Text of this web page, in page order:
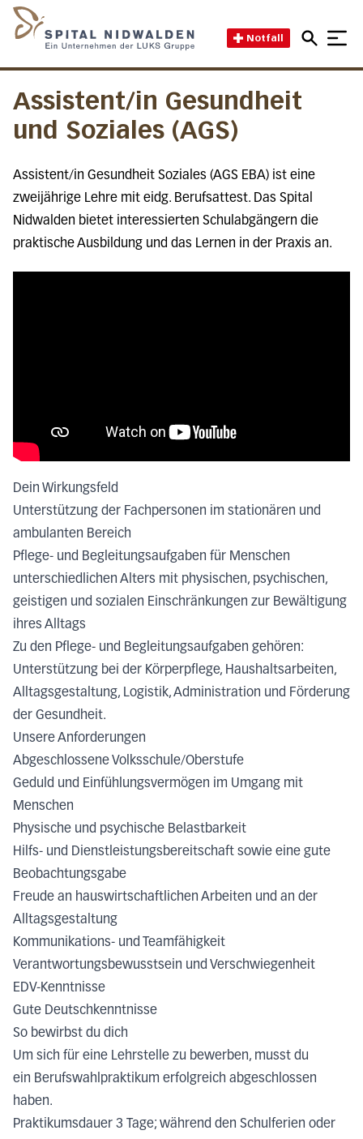
Notfall
Assistent/in Gesundheit
und Soziales (AGS)
Assistent/in Gesundheit Soziales (AGS EBA) ist eine
zweijährige Lehre mit eidg. Berufsattest. Das Spital
Nidwalden bietet interessierten Schulabgängern die
praktische Ausbildung und das Lernen in der Praxis an.
Dein Wirkungsfeld
Unterstützung der Fachpersonen im stationären und
ambulanten Bereich
Pflege- und Begleitungsaufgaben für Menschen
unterschiedlichen Alters mit physischen, psychischen,
geistigen und sozialen Einschränkungen zur Bewältigung
ihres Alltags
Zu den Pflege- und Begleitungsaufgaben gehören:
Unterstützung bei der Körperpflege, Haushaltsarbeiten,
Alltagsgestaltung, Logistik, Administration und Förderung
der Gesundheit.
Unsere Anforderungen
Abgeschlossene Volksschule/Oberstufe
Geduld und Einfühlungsvermögen im Umgang mit
Menschen
Physische und psychische Belastbarkeit
Hilfs- und Dienstleistungsbereitschaft sowie eine gute
Beobachtungsgabe
Freude an hauswirtschaftlichen Arbeiten und an der
Alltagsgestaltung
Kommunikations- und Teamfähigkeit
Verantwortungsbewusstsein und Verschwiegenheit
EDV-Kenntnisse
Gute Deutschkenntnisse
So bewirbst du dich
Um sich für eine Lehrstelle zu bewerben, musst du
ein Berufswahlpraktikum erfolgreich abgeschlossen
haben.
Praktikumsdauer 3 Tage; während den Schulferien oder